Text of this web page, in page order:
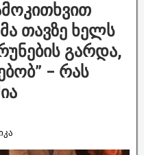
თავზე ხელს
გარდა,
– რას